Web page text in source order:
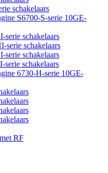
schakelaars
S6700-S-serie 10GE-
serie schakelaars
serie schakelaars
schakelaars
serie schakelaars
6730-H-serie 10GE-
RF